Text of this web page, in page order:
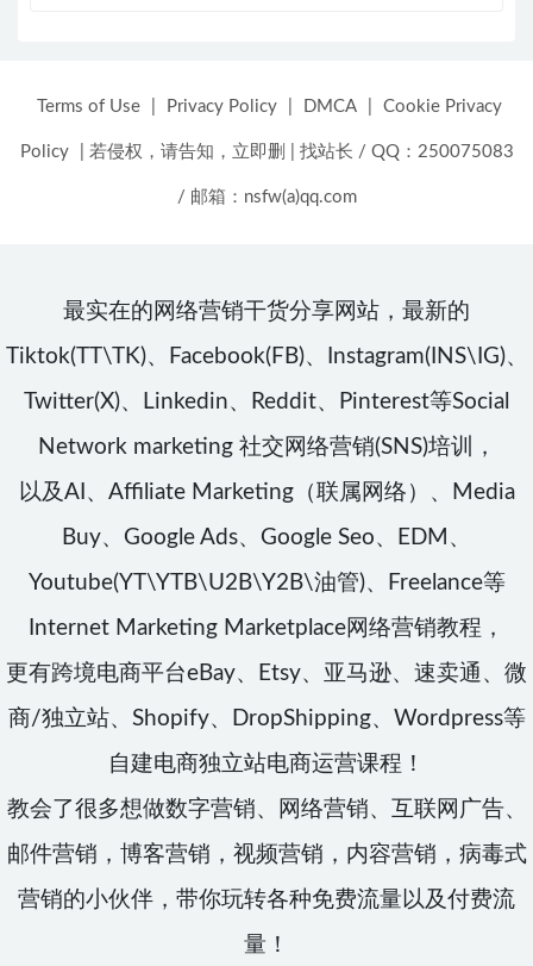
Terms of Use Privacy Policy DMCA Cookie Privacy
Policy 若侵权，请告知，立即删 找站长 / QQ：250075083
/ 邮箱：nsfw(a)qq.com
最实在的网络营销干货分享网站，最新的
Tiktok(TT\TK)、Facebook(FB)、Instagram(INS\IG)、
Twitter(X)、Linkedin、Reddit、Pinterest等Social
Network marketing 社交网络营销(SNS)培训，
以及AI、Affiliate Marketing（联属网络）、Media
Buy、Google Ads、Google Seo、EDM、
Youtube(YT\YTB\U2B\Y2B\油管)、Freelance等
Internet Marketing Marketplace网络营销教程，
更有跨境电商平台eBay、Etsy、亚马逊、速卖通、微
商/独立站、Shopify、DropShipping、Wordpress等
自建电商独立站电商运营课程！
教会了很多想做数字营销、网络营销、互联网广告、
邮件营销，博客营销，视频营销，内容营销，病毒式
营销的小伙伴，带你玩转各种免费流量以及付费流
量！